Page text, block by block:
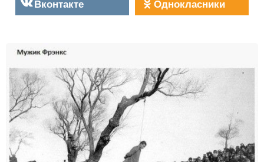
Вконтакте
Однокласники